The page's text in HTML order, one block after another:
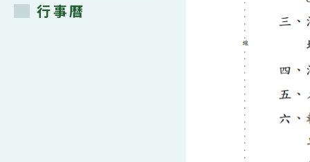
行事曆